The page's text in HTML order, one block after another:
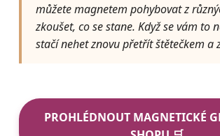
můžete magnetem pohybovat z
zkoušet, co se stane. Když se vám to
stačí nehet znovu přetřít štětečkem a
PROHLÉDNOUT MAGNETICKÉ